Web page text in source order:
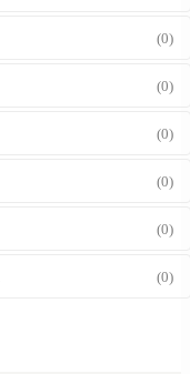
(0)
(0)
(0)
(0)
(0)
(0)